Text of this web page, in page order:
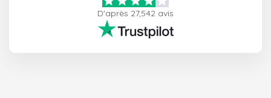
D'après 27,542 avis